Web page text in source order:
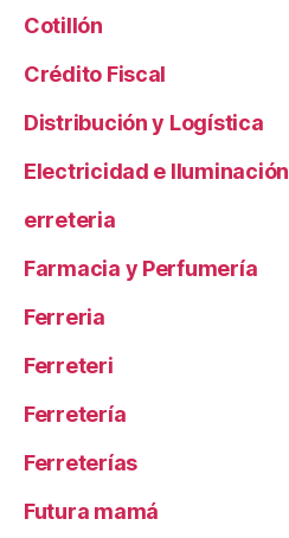
Cotillón
Crédito Fiscal
Distribución y Logística
Electricidad e Iluminación
erreteria
Farmacia y Perfumería
Ferreria
Ferreteri
Ferretería
Ferreterías
Futura mamá